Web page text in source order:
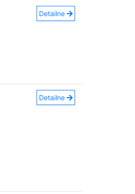
Detailne
Detailne